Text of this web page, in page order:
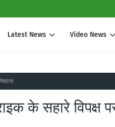
Latest News Video News
के सहारे विपक्ष